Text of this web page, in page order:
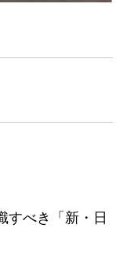
すべき「新・日